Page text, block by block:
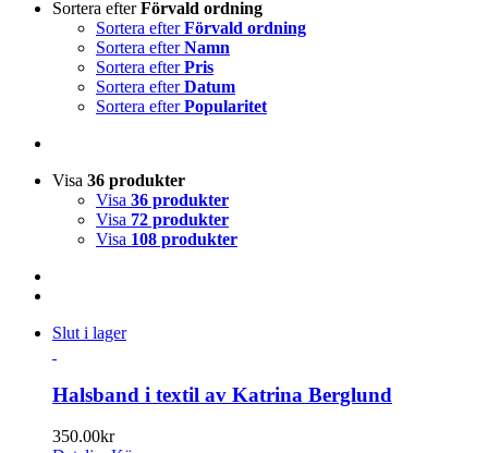
Sortera efterFörvald ordning
Sortera efterFörvald ordning
Sortera efterNamn
Sortera efterPris
Sortera efterDatum
Sortera efterPopularitet
Visa 36 produkter
Visa 36 produkter
Visa 72 produkter
Visa 108 produkter
Slut i lager
Halsband i textil av Katrina Berglund
350.00kr